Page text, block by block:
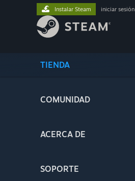
TIENDA
COMUNIDAD
ACERCA DE
SOPORTE
Instalar Steam iniciar sesión